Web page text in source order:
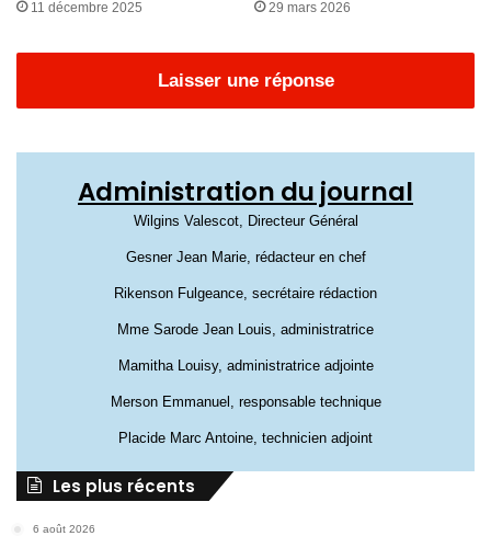
11 décembre 2025 29 mars 2026
Laisser une réponse
Administration du journal
Wilgins Valescot, Directeur Général
Gesner Jean Marie, rédacteur en chef
Rikenson Fulgeance, secrétaire rédaction
Mme Sarode Jean Louis, administratrice
Mamitha Louisy, administratrice adjointe
Merson Emmanuel, responsable technique
Placide Marc Antoine, technicien adjoint
Les plus récents
6 août 2026